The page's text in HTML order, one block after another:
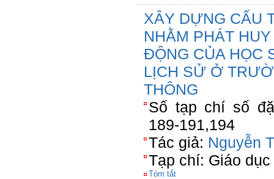
XÂY DỰNG CẤU
NHẰM PHÁT
ĐỘNG CỦA HỌC
LỊCH SỬ Ở
THÔNG
Số tạp chí số
189-191,194
Tác giả: Nguyễn
Tạp chí: Giáo dục
Tóm tắt